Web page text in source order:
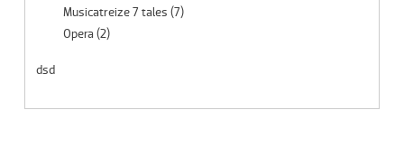
Musicatreize 7 tales (7)
Opera (2)
dsd